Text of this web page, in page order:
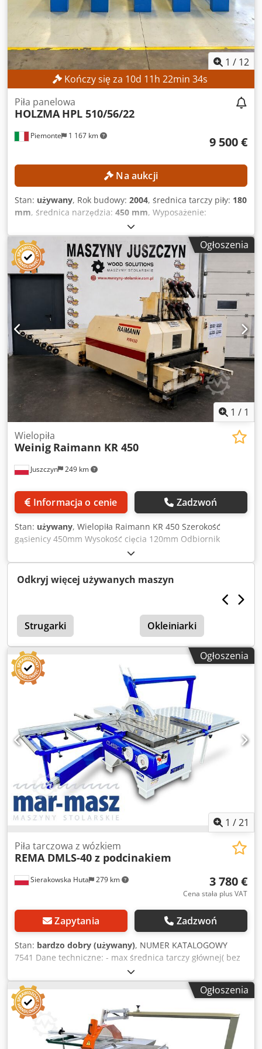
docelowym. Referencja zewnętrzna: 7875
1 / 12
Kończy się za 10d 11h 22min 32s
Piemonte 1 167 km
Piła panelowa
HOLZMA HPL 510/56/22
9 500 €
Na aukcji
Stan: używany, Rok budowy: 2004, średnica tarczy piły: 180
mm, średnica narzędzia: 450 mm, Wyposażenie:
, DANE TECHNICZNE Wózek piły Maksymalne
wystawanie tarczy piły: 125 mm Liczba chwytaków: 11
Maksymalna prędkość posuwu: 80 m/min Maksymalna
średnica narzędzia: 450 mm Moc silnika: 21 kW Urządzenie
do wstępnego cięcia Maksymalna średnica tarczy piły: 180
mm Moc silnika: 2,2 kW Maksymalna prędkość posuwu:
150 m/min WYPOSAŻENIE Stół podnoszony Urządzenie do
wstępnego cięcia Drukarka etykiet z kodem kreskowym
Dsdpfxozmtm Us Ai Eskr Maszyna jest sprzedawana i
dostarczana w stanie faktycznym i prawnym, „w takim
stanie, w jakim się znajduje”, na podstawie dokumentacji
fotograficznej oraz dokumentów technicznych/handlowych
o charakterze opisowym. Kupujący ma prawo do inspekcji
przedmiotu przed jego odebraniem i ponosi
odpowiedzialność za instalację, zabezpieczenie i
użytkowanie maszyny w miejscu docelowym. Numer
referencyjny: 6645
Ogłoszenia
1 / 1
Juszczyn 249 km
Wielopiła
Weinig Raimann KR 450
Informacja o cenie Zadzwoń
Stan: używany, Wielopiła Raimann KR 450 Szerokość
gąsienicy 450mm Wysokość cięcia 120mm Odbiornik
materiału z zrzutem bocznym Dkjdpfx Aozr Epfei Eor
Odkryj więcej używanych maszyn
Strugarki Okleiniarki
Ogłoszenia
1 /21
Sierakowska Huta 279 km
Piła tarczowa z wózkiem
REMA DMLS-40 z podcinakiem
3 780 €
Cena stała plus VAT
Zapytania Zadzwoń
Stan: bardzo dobry (używany), NUMER KATALOGOWY
7541 Dane techniczne: - max średnica tarczy głównej( bez
podcinaka) 400mm - max średnica traczy głównej (z
podcinakiem) 350mm - średnica otworu tarczy 30mm - max
wysokość cięcia dla tarczy 400mm - 90 stopni -120mm,
45stopni – 85mm - max wysokość cięcia dla tarczy 350mm -
90 stopni – 95mm, 45stopni – 67mm - tarcza główna
regulowana góra/dół i pod kątem - osłona na tarczę - z
wózkiem bocznym - długość cięcia na wózku 1700mm -
Ogłoszenia